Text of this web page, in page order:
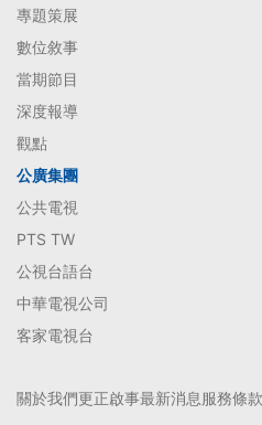
專題策展
數位敘事
當期節目
深度報導
觀點
公廣集團
公共電視
PTS TW
公視台語台
中華電視公司
客家電視台
關於我們更正啟事最新消息服務條款